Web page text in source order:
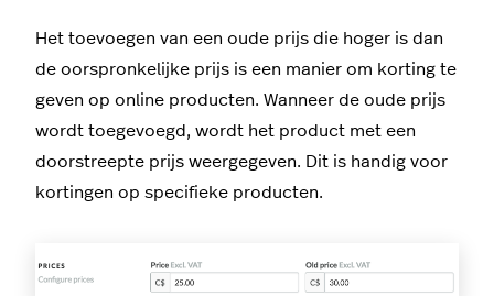
Het toevoegen van een oude prijs die hoger is dan
de oorspronkelijke prijs is een manier om korting te
geven op online producten. Wanneer de oude prijs
wordt toegevoegd, wordt het product met een
doorstreepte prijs weergegeven. Dit is handig voor
kortingen op specifieke producten.